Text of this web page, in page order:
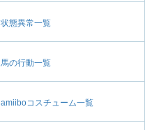
状態異常一覧
馬の行動一覧
amiiboコスチューム一覧